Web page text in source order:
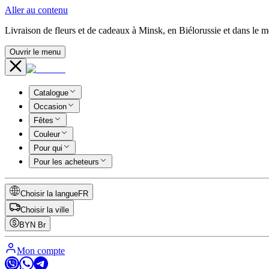
Aller au contenu
Livraison de fleurs et de cadeaux à Minsk, en Biélorussie et dans le
Ouvrir le menu
Catalogue
Occasion
Fêtes
Couleur
Pour qui
Pour les acheteurs
Choisir la langueFR
Choisir la ville
BYN Br
Mon compte